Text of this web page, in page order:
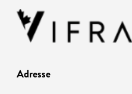
Adresse